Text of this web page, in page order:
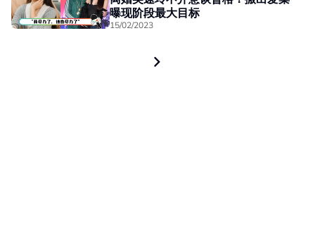
曝现阶段最大目标
15/02/2023